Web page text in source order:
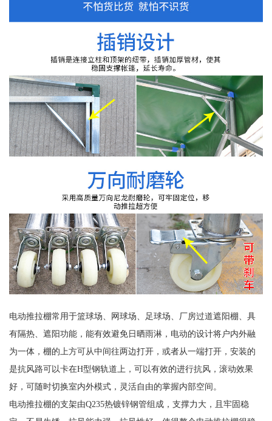
电动推拉棚常用于篮球场、网球场、足球场、厂房过道遮阳棚、具
有隔热、遮阳功能，能有效避免日晒雨淋，电动的设计将户内外融
为一体，棚的上方可从中间往两边打开，或者从一端打开，安装的
是抗风路可以卡在H型钢轨道上，可以有效的进行抗风，滚动效果
好，可随时切换室内外模式，灵活自由的掌握内部空间。
电动推拉棚的支架由Q235热镀锌钢管组成，支撑力大，且牢固稳